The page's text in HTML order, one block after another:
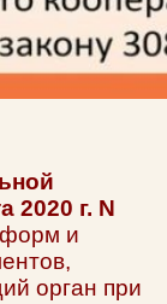
2020 г. N
и
орган при